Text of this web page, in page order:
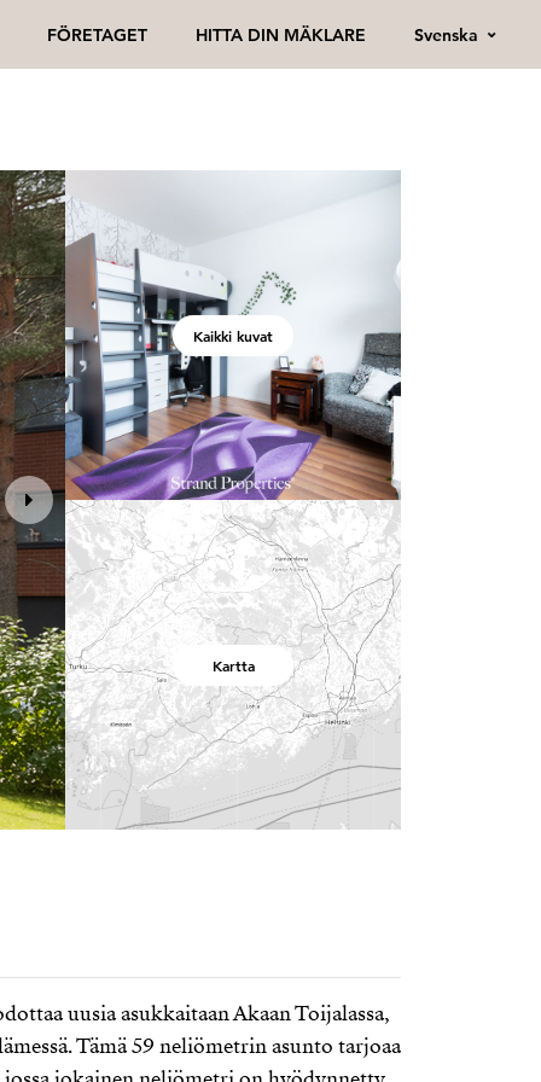
FÖRETAGET HITTA DIN MÄKLARE Svenska
Kaikki kuvat
Kartta
uusia asukkaitaan Akaan Toijalassa,
Tämä 59 neliömetrin asunto tarjoaa